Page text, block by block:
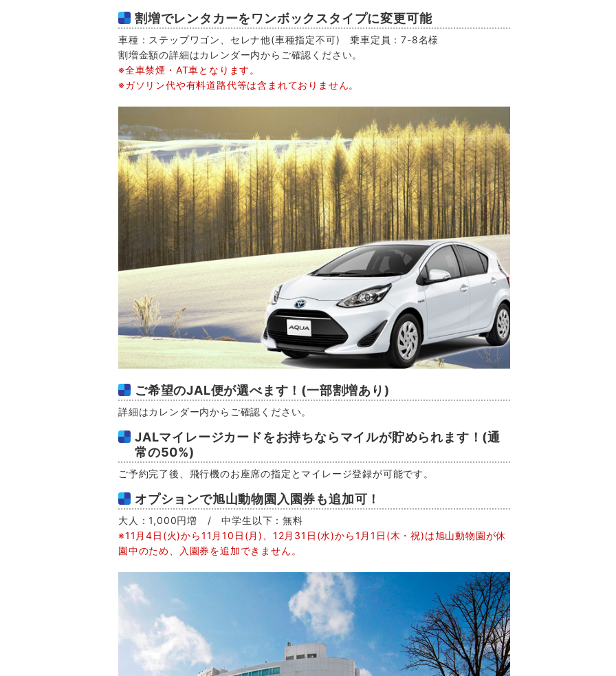
割増でレンタカーをワンボックスタイプに変更可能
車種：ステップワゴン、セレナ他(車種指定不可) 乗車定員：7-8名様
割増金額の詳細はカレンダー内からご確認ください。
※全車禁煙・AT車となります。
※ガソリン代や有料道路代等は含まれておりません。
ご希望のJAL便が選べます！(一部割増あり)
詳細はカレンダー内からご確認ください。
JALマイレージカードをお持ちならマイルが貯められます！(通
常の50%)
ご予約完了後、飛行機のお座席の指定とマイレージ登録が可能です。
オプションで旭山動物園入園券も追加可！
大人：1,000円増 / 中学生以下：無料
※11月4日(火)から11月10日(月)、12月31日(水)から1月1日(木・祝)は旭山動物園が休
園中のため、入園券を追加できません。